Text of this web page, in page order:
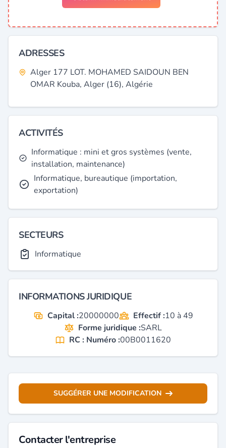
ADRESSES
Alger 177 LOT. MOHAMED SAIDOUN BEN
OMAR Kouba, Alger (16), Algérie
ACTIVITÉS
Informatique : mini et gros systèmes (vente,
installation, maintenance)
Informatique, bureautique (importation,
exportation)
SECTEURS
Informatique
INFORMATIONS JURIDIQUE
Capital :20000000 Effectif :10 à 49
Forme juridique :SARL
RC : Numéro :00B0011620
SUGGÉRER UNE MODIFICATION
Contacter l'entreprise